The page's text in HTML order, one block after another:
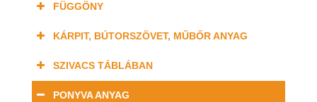
FÜGGÖNY
KÁRPIT, BÚTORSZÖVET, MŰBŐR ANYAG
SZIVACS TÁBLÁBAN
PONYVA ANYAG